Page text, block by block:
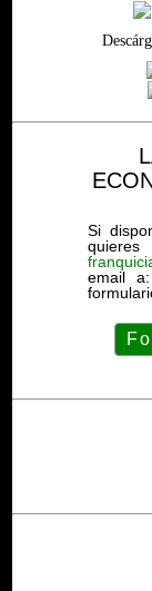
Si
email a: